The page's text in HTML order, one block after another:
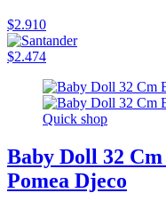
$2.910
$2.474
Quick shop
Baby Doll 32
Pomea Djeco